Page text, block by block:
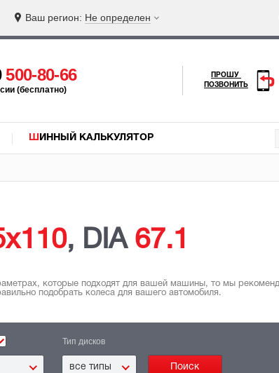
Ваш регион: Не определен
500-80-66
(бесплатно)
ПРОШУ
ПОЗВОНИТЬ
ШИННЫЙ КАЛЬКУЛЯТОР
, DIA 67.1
которые подходят для вашей машины, то мы
подобрать колеса для вашего автомобиля.
Тип дисков
все типы